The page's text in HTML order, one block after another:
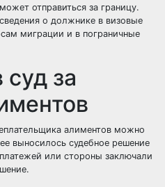
отправиться за границу.
о должнике в визовые
миграции и в пограничные
суд за
алиментов можно
выносилось судебное решение
или стороны заключали